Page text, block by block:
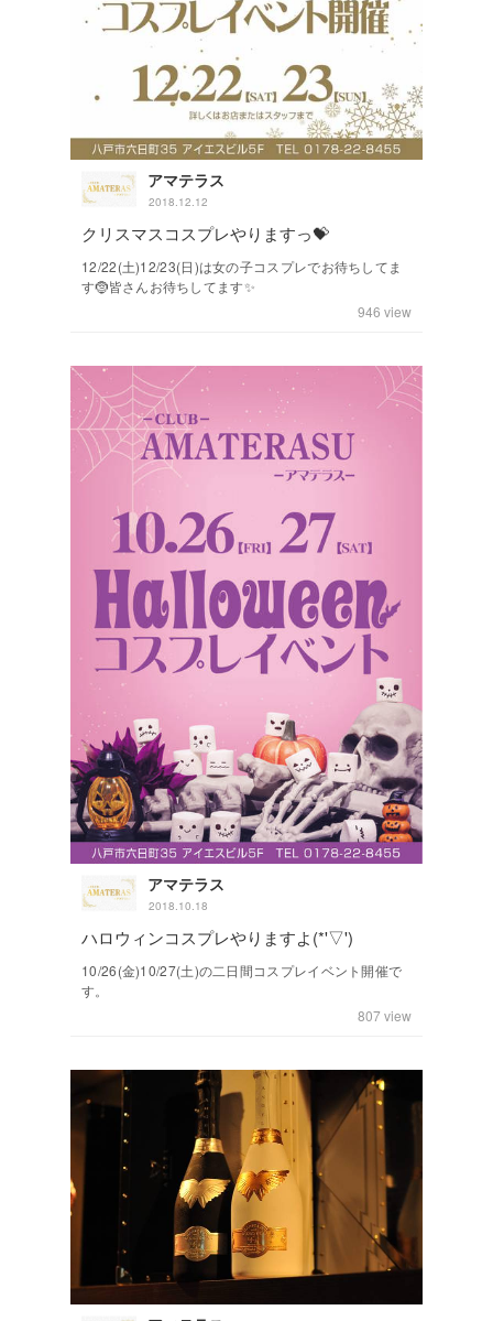
アマテラス
2018.12.12
クリスマスコスプレやりますっ💝
12/22(土)12/23(日)は女の子コスプレでお待ちしてま
す🤶皆さんお待ちしてます✨
946 view
アマテラス
2018.10.18
ハロウィンコスプレやりますよ(*'▽')
10/26(金)10/27(土)の二日間コスプレイベント開催で
す。
807view